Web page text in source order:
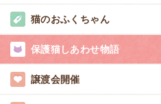
猫のおふくちゃん
保護猫しあわせ物語
譲渡会開催